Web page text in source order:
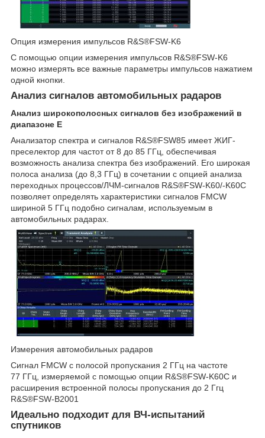
Опция измерения импульсов R&S®FSW-K6
С помощью опции измерения импульсов R&S®FSW-K6
можно измерять все важные параметры импульсов нажатием
одной кнопки.
Анализ сигналов автомобильных радаров
Анализ широкополосных сигналов без изображений в
диапазоне E
Анализатор спектра и сигналов R&S®FSW85 имеет ЖИГ-
преселектор для частот от 8 до 85 ГГц, обеспечивая
возможность анализа спектра без изображений. Его широкая
полоса анализа (до 8,3 ГГц) в сочетании с опцией анализа
переходных процессов/ЛЧМ-сигналов R&S®FSW-K60/-K60C
позволяет определять характеристики сигналов FMCW
шириной 5 ГГц подобно сигналам, используемым в
автомобильных радарах.
Измерения автомобильных радаров
Сигнал FMCW с полосой пропускания 2 ГГц на частоте
77 ГГц, измеряемой с помощью опции R&S®FSW-K60C и
расширения встроенной полосы пропускания до 2 Ггц
R&S®FSW-B2001
Идеально подходит для ВЧ-испытаний
спутников